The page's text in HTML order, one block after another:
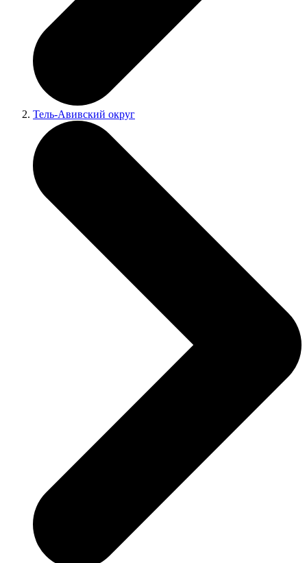
Тель-Авивский округ